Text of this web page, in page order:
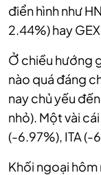
điển hình như
2.44%) hay
Ở chiều hướng
nào quá đáng
nay chủ yếu
nhỏ). Một vài
(-6.97%), ITA (-
Khối ngoại